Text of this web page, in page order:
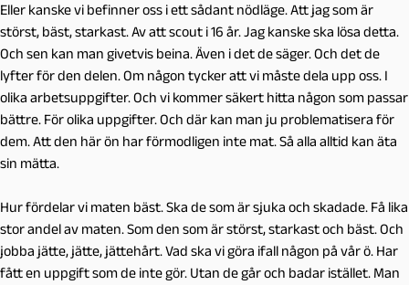
Eller kanske vi befinner oss i ett sådant nödläge. Att jag som är
störst, bäst, starkast. Av att scout i 16 år. Jag kanske ska lösa detta.
Och sen kan man givetvis beina. Även i det de säger. Och det de
lyfter för den delen. Om någon tycker att vi måste dela upp oss. I
olika arbetsuppgifter. Och vi kommer säkert hitta någon som passar
bättre. För olika uppgifter. Och där kan man ju problematisera för
dem. Att den här ön har förmodligen inte mat. Så alla alltid kan äta
sin mätta.
Hur fördelar vi maten bäst. Ska de som är sjuka och skadade. Få lika
stor andel av maten. Som den som är störst, starkast och bäst. Och
jobba jätte, jätte, jättehårt. Vad ska vi göra ifall någon på vår ö. Har
fått en uppgift som de inte gör. Utan de går och badar istället. Man